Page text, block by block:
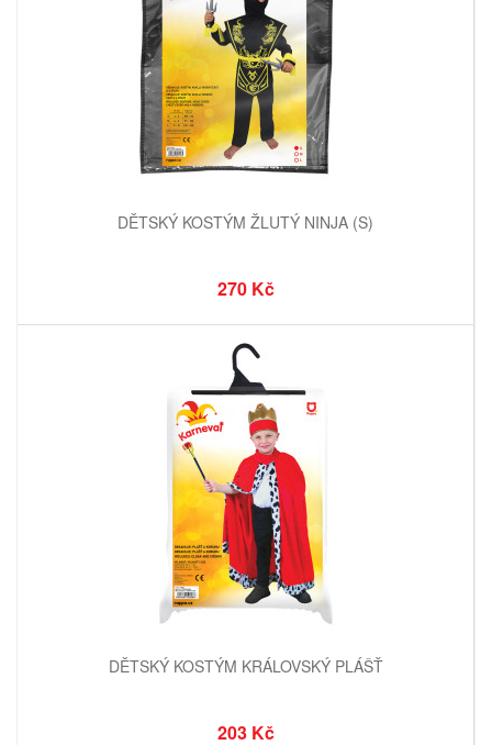
DĚTSKÝ KOSTÝM ŽLUTÝ NINJA (S)
270 Kč
DĚTSKÝ KOSTÝM KRÁLOVSKÝ PLÁŠŤ
203 Kč